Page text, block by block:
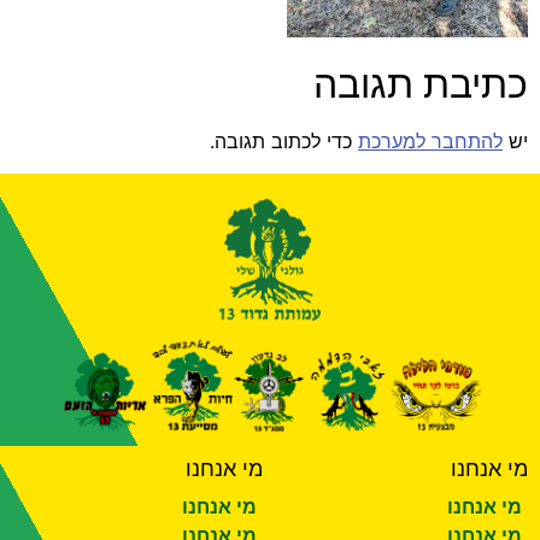
כתיבת תגובה
יש להתחבר למערכת כדי לכתוב תגובה.
מי אנחנו
מי אנחנו
מי אנחנו
מי אנחנו
מי אנחנו
מי אנחנו